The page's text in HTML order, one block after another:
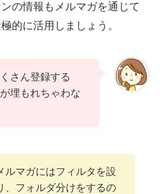
の情報もメルマガを通じて
的に活用しましょう。
さん登録する
埋もれちゃわな
ルマガにはフィルタを設
、フォルダ分けをするの